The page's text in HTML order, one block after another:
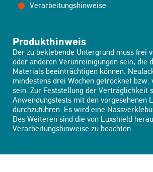
Verarbeitungshinweise
Produkthinweis
Der zu beklebende Untergrund muss frei
oder anderen Verunreinigungen sein, die
Materials beeinträchtigen können.
mindestens drei Wochen getrocknet bzw.
sein. Zur Feststellung der Verträglichkeit
Anwendungstests mit den vorgesehenen
durchzuführen. Es wird eine
Des Weiteren sind die von Luxshield
Verarbeitungshinweise zu beachten.